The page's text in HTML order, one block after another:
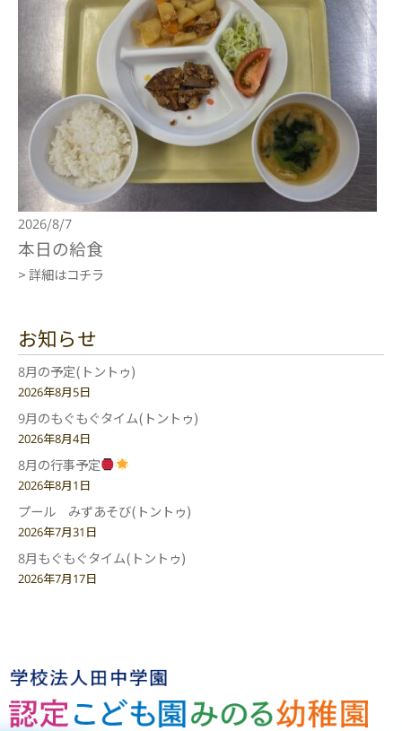
2026/8/7
本日の給食
> 詳細はコチラ
お知らせ
8月の予定(トントゥ)
2026年8月5日
9月のもぐもぐタイム(トントゥ)
2026年8月4日
8月の行事予定
2026年8月1日
プール みずあそび(トントゥ)
2026年7月31日
8月もぐもぐタイム(トントゥ)
2026年7月17日